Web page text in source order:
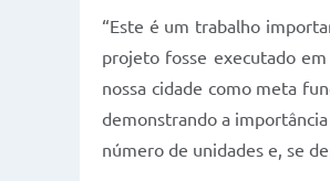
“Este é um trabalho
projeto fosse executado
nossa cidade como meta
demonstrando a
número de unidades e, se